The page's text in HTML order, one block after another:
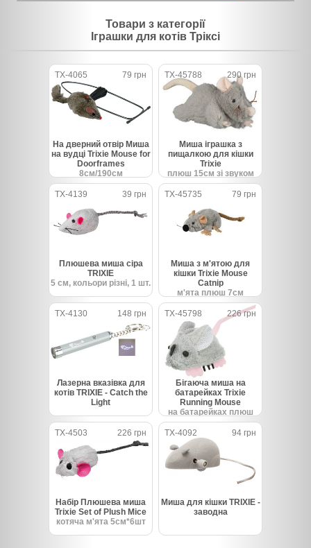
Товари з категорії
Іграшки для котів Тріксі
TX-4065 79 грн
На дверний отвір Миша
на вудці Trixie Mouse for
Doorframes
8см/190см
TX-45788 290 грн
Миша іграшка з
пищалкою для кішки
Trixie
плюш 15см зі звуком
TX-4139 39 грн
Плюшева миша сіра
TRIXIE
5 см, кольори різні, 1 шт.
TX-45735 79 грн
Миша з м'ятою для
кішки Trixie Mouse
Catnip
м'ята плюш 7см
TX-4130 148 грн
Лазерна вказівка ​​для
котів TRIXIE - Catch the
Light
TX-45798 226 грн
Бігаюча миша на
батарейках Trixie
Running Mouse
на батарейках плюш
5.5см
TX-4503
226 грн
Набір Плюшева миша
Trixie Set of Plush Mice
котяча м'ята 5см*6шт
TX-4092 94 грн
Миша для кішки TRIXIE -
заводна